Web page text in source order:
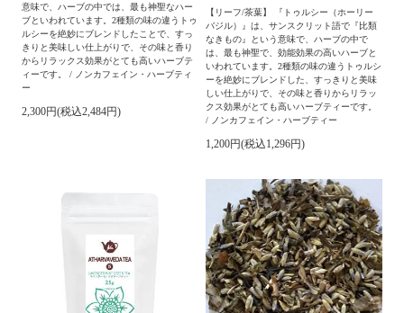
意味で、ハーブの中では、最も神聖なハー
ブといわれています。2種類の味の違うトゥ
ルシーを絶妙にブレンドしたことで、すっ
きりと美味しい仕上がりで、その味と香り
からリラックス効果がとても高いハーブテ
ィーです。 / ノンカフェイン・ハーブティ
ー
2,300円(税込2,484円)
【リーフ/茶葉】 『トゥルシー（ホーリー
バジル）』は、サンスクリット語で『比類
なきもの』という意味で、ハーブの中で
は、最も神聖で、効能効果の高いハーブと
いわれています。2種類の味の違うトゥルシ
ーを絶妙にブレンドした、すっきりと美味
しい仕上がりで、その味と香りからリラッ
クス効果がとても高いハーブティーです。
/ ノンカフェイン・ハーブティー
1,200円(税込1,296円)